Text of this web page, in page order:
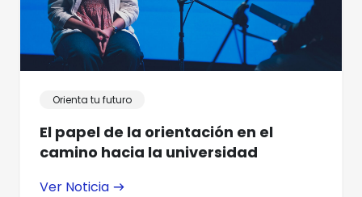
Orienta tu futuro
El papel de la orientación en el
camino hacia la universidad
Ver Noticia